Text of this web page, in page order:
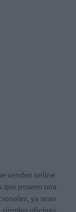
venden online
poseen una
ya sean